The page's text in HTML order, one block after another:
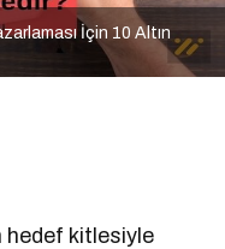
İçin 10 Altın
hedef kitlesiyle